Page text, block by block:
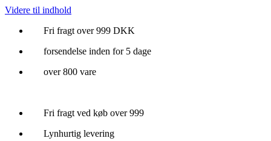
Videre til indhold
Fri fragt over 999 DKK
forsendelse inden for 5 dage
over 800 vare
Fri fragt ved køb over 999
Lynhurtig levering